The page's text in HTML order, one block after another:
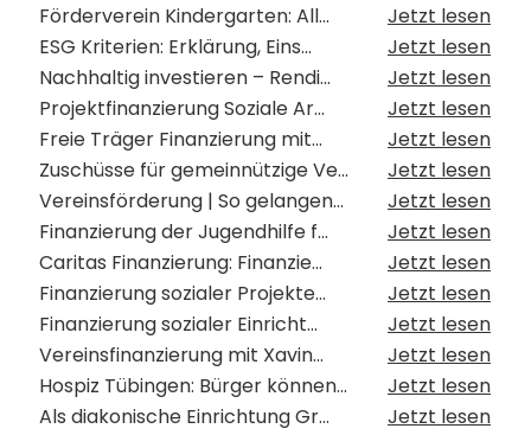
Förderverein Kindergarten: All...
Jetzt lesen
ESG Kriterien: Erklärung, Eins...
Jetzt lesen
Nachhaltig investieren – Rendi...
Jetzt lesen
Projektfinanzierung Soziale Ar...
Jetzt lesen
Freie Träger Finanzierung mit...
Jetzt lesen
Zuschüsse für gemeinnützige Ve...
Jetzt lesen
Vereinsförderung | So gelangen...
Jetzt lesen
Finanzierung der Jugendhilfe f...
Jetzt lesen
Caritas Finanzierung: Finanzie...
Jetzt lesen
Finanzierung sozialer Projekte...
Jetzt lesen
Finanzierung sozialer Einricht...
Jetzt lesen
Vereinsfinanzierung mit Xavin...
Jetzt lesen
Hospiz Tübingen: Bürger können...
Jetzt lesen
Als diakonische Einrichtung Gr...
Jetzt lesen